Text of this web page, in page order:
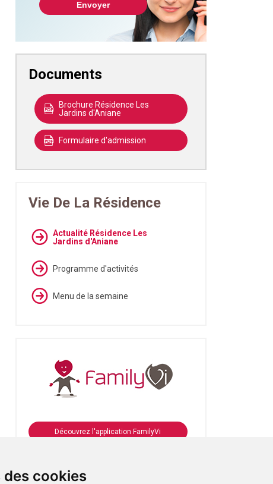
cookies
Documents
Brochure Résidence Les
Jardins d'Aniane
Formulaire d'admission
Vie De La Résidence
Actualité Résidence Les
Jardins d'Aniane
Programme d'activités
Menu de la semaine
Découvrez l'application FamilyVi